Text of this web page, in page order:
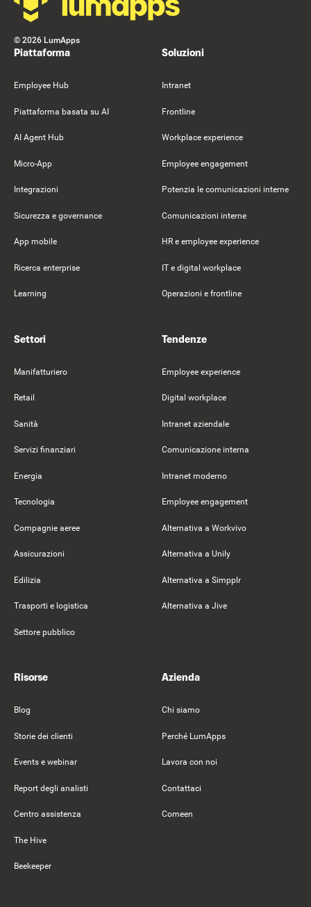
© 2026 LumApps
Piattaforma
Employee Hub
Piattaforma basata su AI
AI Agent Hub
Micro-App
Integrazioni
Sicurezza e governance
App mobile
Ricerca enterprise
Learning
Soluzioni
Intranet
Frontline
Workplace experience
Employee engagement
Potenzia le comunicazioni interne
Comunicazioni interne
HR e employee experience
IT e digital workplace
Operazioni e frontline
Settori
Manifatturiero
Retail
Sanità
Servizi finanziari
Energia
Tecnologia
Compagnie aeree
Assicurazioni
Edilizia
Trasporti e logistica
Settore pubblico
Tendenze
Employee experience
Digital workplace
Intranet aziendale
Comunicazione interna
Intranet moderno
Employee engagement
Alternativa a Workvivo
Alternativa a Unily
Alternativa a Simpplr
Alternativa a Jive
Risorse
Blog
Storie dei clienti
Events e webinar
Report degli analisti
Centro assistenza
The Hive
Beekeeper
Azienda
Chi siamo
Perché LumApps
Lavora con noi
Contattaci
Comeen